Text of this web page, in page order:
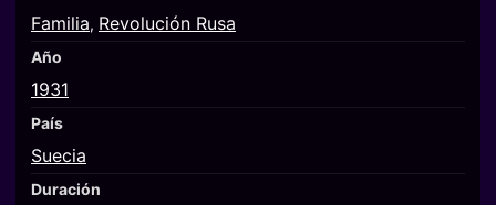
Familia, Revolución Rusa
Año
1931
País
Suecia
Duración